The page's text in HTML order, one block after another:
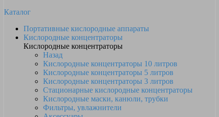
Каталог
Портативные кислородные аппараты
Кислородные концентраторы
Кислородные концентраторы
Назад
Кислородные концентраторы 10 литров
Кислородные концентраторы 5 литров
Кислородные концентраторы 3 литров
Стационарные кислородные концентраторы
Кислородные маски, канюли, трубки
Фильтры, увлажнители